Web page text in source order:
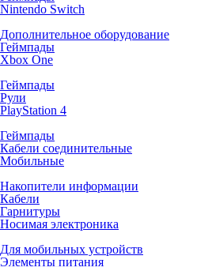
Nintendo Switch
Дополнительное оборудование
Геймпады
Xbox One
Геймпады
Рули
PlayStation 4
Геймпады
Кабели соединительные
Мобильные
Накопители информации
Кабели
Гарнитуры
Носимая электроника
Для мобильных устройств
Элементы питания